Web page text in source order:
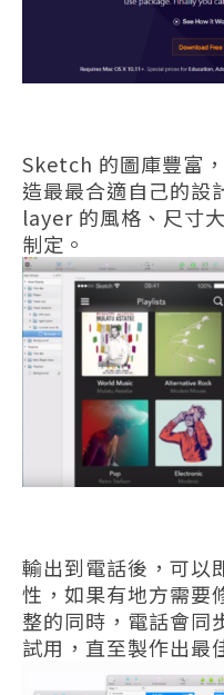
Sketch 的圖庫豐富
造最最合適自己的設
layer 的風格、尺寸
制定。
輸出到電話後，可以
性，如果有地方需要
整的同時，電話會同
試用，直至製作出最